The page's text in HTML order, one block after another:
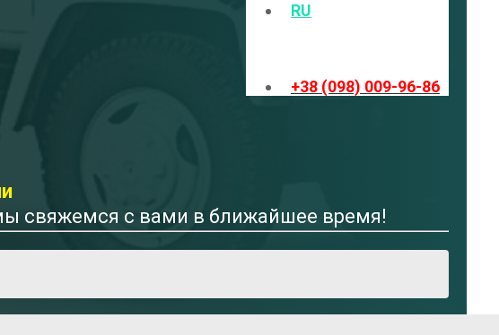
RU
+38 (098) 009-96-86
свяжемся с вами в ближайшее время!